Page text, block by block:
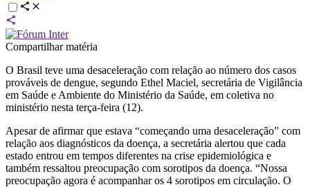
Compartilhar matéria
O Brasil teve uma desaceleração com relação ao número dos casos
prováveis de dengue, segundo Ethel Maciel, secretária de Vigilância
em Saúde e Ambiente do Ministério da Saúde, em coletiva no
ministério nesta terça-feira (12).
Apesar de afirmar que estava “começando uma desaceleração” com
relação aos diagnósticos da doença, a secretária alertou que cada
estado entrou em tempos diferentes na crise epidemiológica e
também ressaltou preocupação com sorotipos da doença. “Nossa
preocupação agora é acompanhar os 4 sorotipos em circulação. O